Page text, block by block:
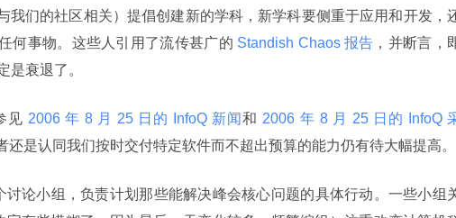
我们的社区相关）提倡创建新的学科，新学科要侧重于应用和开发，
何事物。这些人引用了流传甚广的 Standish Chaos 报告 ，并断言，
是衰退了。
见 2006 年 8 月 25 日的 InfoQ 新闻和 2006 年 8 月 25 日的 InfoQ
还是认同我们按时交付特定软件而不超出预算的能力仍有待大幅提高。
讨论小组，负责计划那些能解决峰会核心问题的具体行动。一些小组